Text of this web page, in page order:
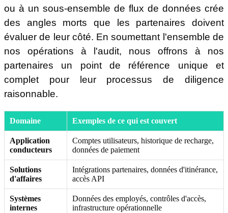
ou à un sous-ensemble de flux de données crée
des angles morts que les partenaires doivent
évaluer de leur côté. En soumettant l'ensemble de
nos opérations à l'audit, nous offrons à nos
partenaires un point de référence unique et
complet pour leur processus de diligence
raisonnable.
Domaine Exemples de ce qui est couvert
Application
conducteurs
Comptes utilisateurs, historique de recharge,
données de paiement
Solutions
d'affaires
Intégrations partenaires, données d'itinérance,
accès API
Systèmes
internes
Données des employés, contrôles d'accès,
infrastructure opérationnelle